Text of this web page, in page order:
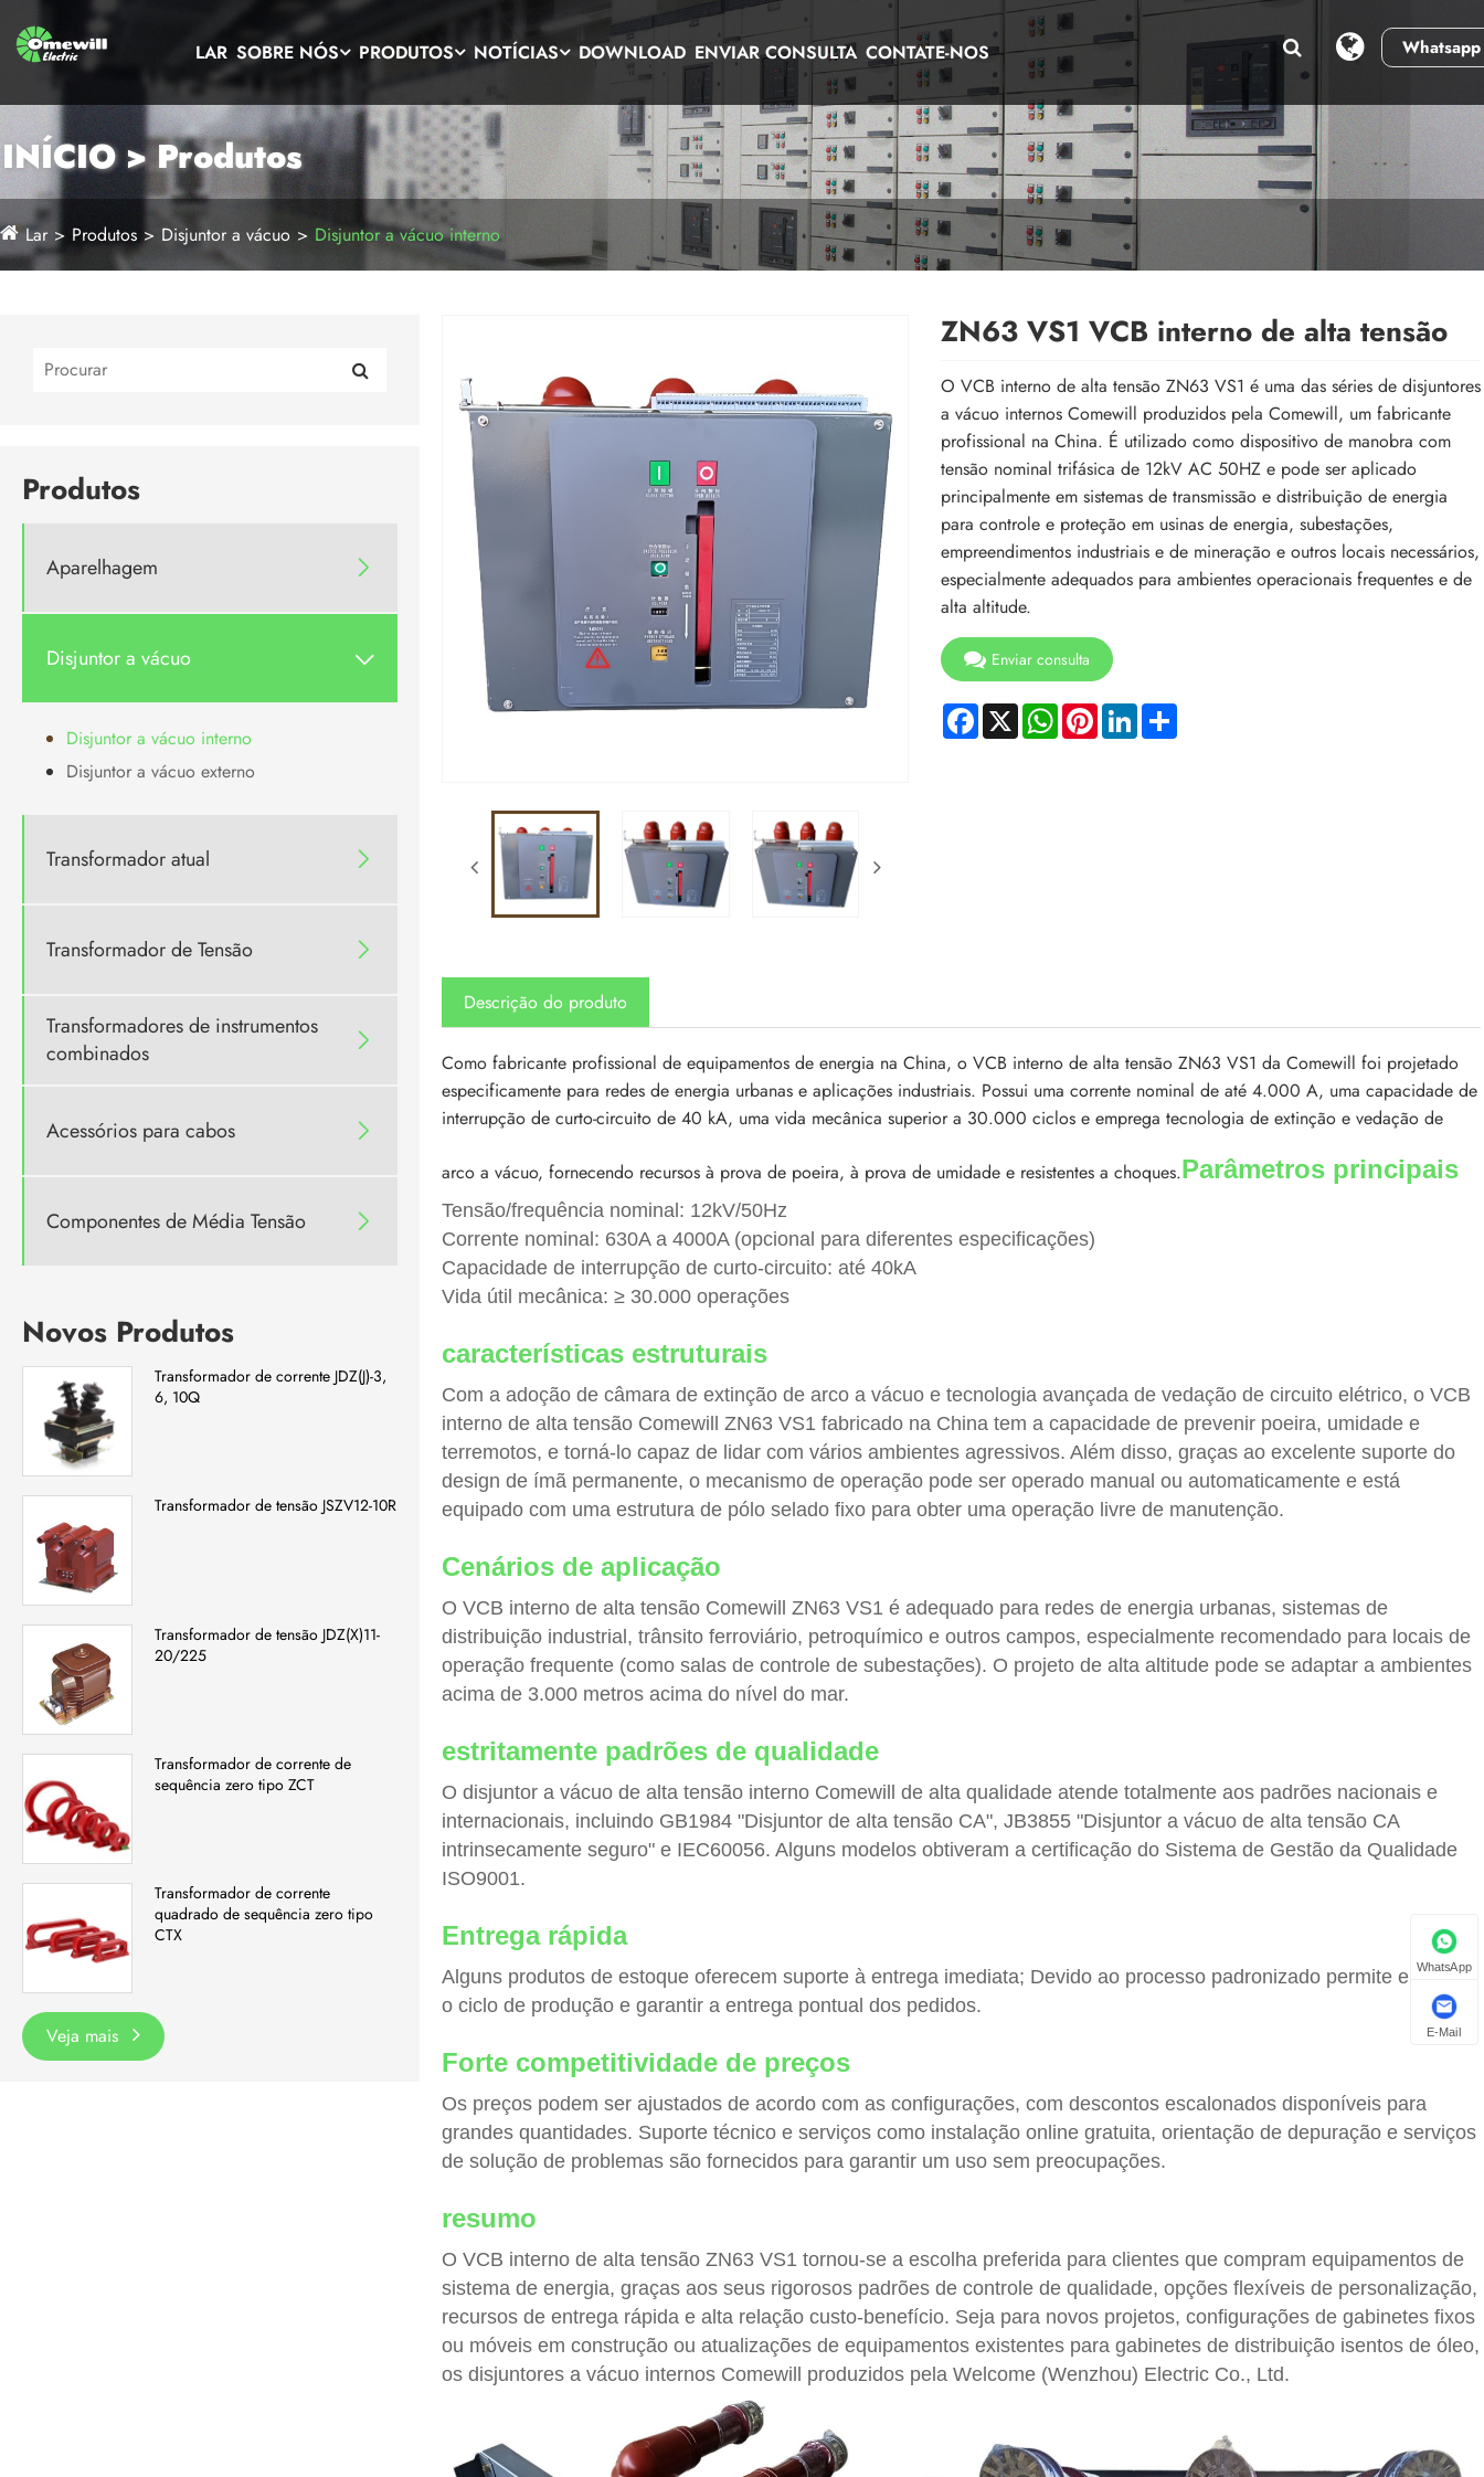
Whatsapp
LAR SOBRE NÓS PRODUTOS NOTÍCIAS DOWNLOAD ENVIAR CONSULTA CONTATE-NOS
INÍCIO > Produtos
Lar Produtos Disjuntor a vácuo Disjuntor a vácuo interno
Produtos
Aparelhagem 
Disjuntor a vácuo 
Disjuntor a vácuo interno
Disjuntor a vácuo externo
Transformador atual 
Transformador de Tensão 
Transformadores de instrumentos
combinados

Acessórios para cabos 
Componentes de Média Tensão 
Novos Produtos
Transformador de corrente JDZ(J)-3,
6, 10Q
Transformador de tensão JSZV12-10R
Transformador de tensão JDZ(X)11-
20/225
Transformador de corrente de
sequência zero tipo ZCT
Transformador de corrente
quadrado de sequência zero tipo
CTX
Veja mais
ZN63 VS1 VCB interno de alta tensão
O VCB interno de alta tensão ZN63 VS1 é uma das séries de disjuntores
a vácuo internos Comewill produzidos pela Comewill, um fabricante
profissional na China. É utilizado como dispositivo de manobra com
tensão nominal trifásica de 12kV AC 50HZ e pode ser aplicado
principalmente em sistemas de transmissão e distribuição de energia
para controle e proteção em usinas de energia, subestações,
empreendimentos industriais e de mineração e outros locais necessários,
especialmente adequados para ambientes operacionais frequentes e de
alta altitude.
Enviar consulta
Facebook
X WhatsApp
PinterestLinkedInShare
Descrição do produto
Como fabricante profissional de equipamentos de energia na China, o VCB interno de alta tensão ZN63 VS1 da Comewill foi projetado
especificamente para redes de energia urbanas e aplicações industriais. Possui uma corrente nominal de até 4.000 A, uma capacidade de
interrupção de curto-circuito de 40 kA, uma vida mecânica superior a 30.000 ciclos e emprega tecnologia de extinção e vedação de
arco a vácuo, fornecendo recursos à prova de poeira, à prova de umidade e resistentes a choques.Parâmetros principais
Tensão/frequência nominal: 12kV/50Hz
Corrente nominal: 630A a 4000A (opcional para diferentes especificações)
Capacidade de interrupção de curto-circuito: até 40kA
Vida útil mecânica: ≥ 30.000 operações
características estruturais
Com a adoção de câmara de extinção de arco a vácuo e tecnologia avançada de vedação de circuito elétrico, o VCB
interno de alta tensão Comewill ZN63 VS1 fabricado na China tem a capacidade de prevenir poeira, umidade e
terremotos, e torná-lo capaz de lidar com vários ambientes agressivos. Além disso, graças ao excelente suporte do
design de ímã permanente, o mecanismo de operação pode ser operado manual ou automaticamente e está
equipado com uma estrutura de pólo selado fixo para obter uma operação livre de manutenção. ‌
Cenários de aplicação
O VCB interno de alta tensão Comewill ZN63 VS1 é adequado para redes de energia urbanas, sistemas de
distribuição industrial, trânsito ferroviário, petroquímico e outros campos, especialmente recomendado para locais de
operação frequente (como salas de controle de subestações). O projeto de alta altitude pode se adaptar a ambientes
acima de 3.000 metros acima do nível do mar.
estritamente padrões de qualidade
O disjuntor a vácuo de alta tensão interno Comewill de alta qualidade atende totalmente aos padrões nacionais e
internacionais, incluindo GB1984 "Disjuntor de alta tensão CA", JB3855 "Disjuntor a vácuo de alta tensão CA
intrinsecamente seguro" e IEC60056. Alguns modelos obtiveram a certificação do Sistema de Gestão da Qualidade
ISO9001.
Entrega rápida
Alguns produtos de estoque oferecem suporte à entrega imediata; Devido ao processo padronizado permite encurtar
o ciclo de produção e garantir a entrega pontual dos pedidos.
Forte competitividade de preços
Os preços podem ser ajustados de acordo com as configurações, com descontos escalonados disponíveis para
grandes quantidades. Suporte técnico e serviços como instalação online gratuita, orientação de depuração e serviços
de solução de problemas são fornecidos para garantir um uso sem preocupações.
resumo
O VCB interno de alta tensão ZN63 VS1 tornou-se a escolha preferida para clientes que compram equipamentos de
sistema de energia, graças aos seus rigorosos padrões de controle de qualidade, opções flexíveis de personalização,
recursos de entrega rápida e alta relação custo-benefício. Seja para novos projetos, configurações de gabinetes fixos
ou móveis em construção ou atualizações de equipamentos existentes para gabinetes de distribuição isentos de óleo,
os disjuntores a vácuo internos Comewill produzidos pela Welcome (Wenzhou) Electric Co., Ltd.
WhatsApp
E-Mail